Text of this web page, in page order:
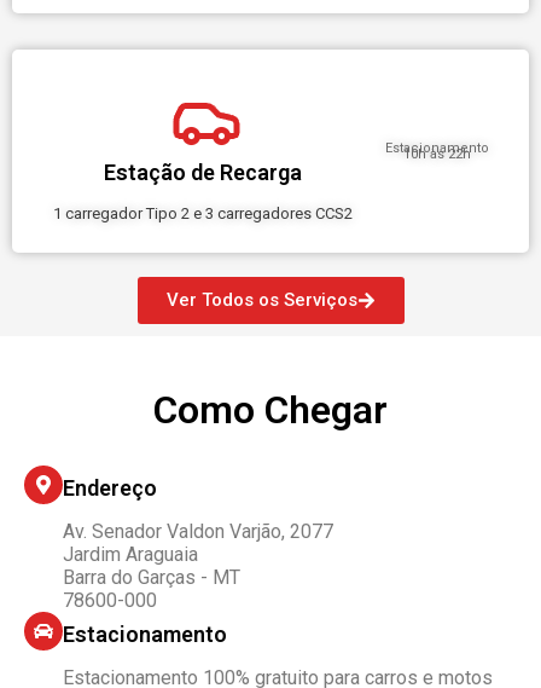
Estação de Recarga
1 carregador Tipo 2 e 3 carregadores CCS2
10h às 22h
Estacionamento
Ver Todos os Serviços
Como Chegar
Endereço
Av. Senador Valdon Varjão, 2077
Jardim Araguaia
Barra do Garças - MT
78600-000
Estacionamento
Estacionamento 100% gratuito para carros e motos